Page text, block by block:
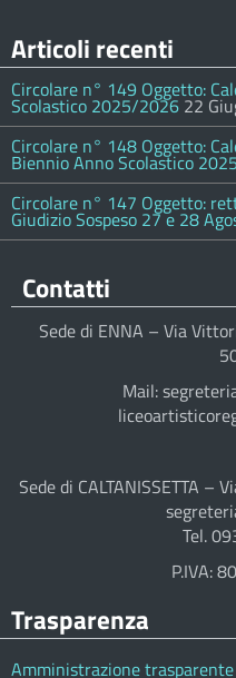
Articoli recenti
Circolare n° 149 Oggetto:
Scolastico 2025/2026 22
Circolare n° 148 Oggetto:
Biennio Anno Scolastico
Circolare n° 147 Oggetto:
Giudizio Sospeso 27 e 28
Contatti
Sede di ENNA – Via
Mail:
Sede di CALTANISSETTA –
Tel.
P.IVA:
Trasparenza
Amministrazione trasparente